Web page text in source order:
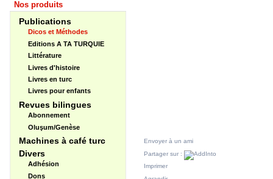
Nos produits
Publications
Dicos et Méthodes
Editions A TA TURQUIE
Littérature
Livres d'histoire
Livres en turc
Livres pour enfants
Revues bilingues
Abonnement
Oluşum/Genèse
Machines à café turc
Divers
Adhésion
Dons
Envoyer à un ami
Partager sur :
Imprimer